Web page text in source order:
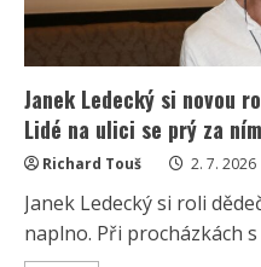
Janek Ledecký si novou
Lidé na ulici se prý za
Richard Touš 2. 7. 2026
Janek Ledecký si roli
naplno. Při procházkách